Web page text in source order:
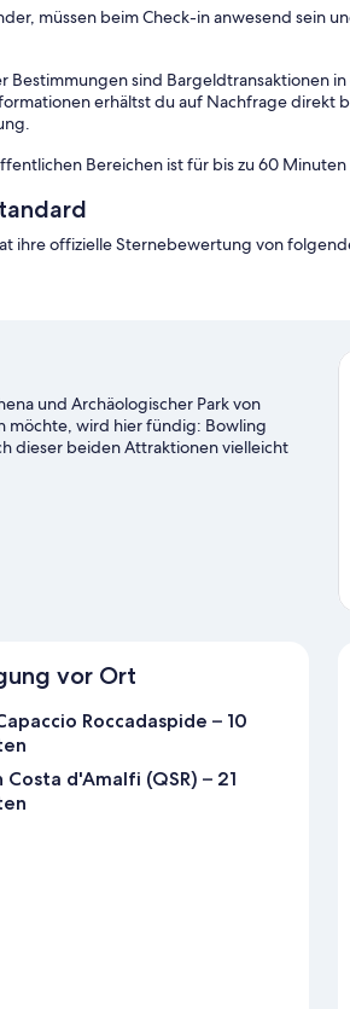
müssen beim Check-in anwesend sein
Bestimmungen sind Bargeldtransaktionen
erhältst du auf Nachfrage
Bereichen ist für bis zu 60
ihre offizielle Sternebewertung von
und Archäologischer Park von
möchte, wird hier fündig: Bowling
dieser beiden Attraktionen vielleicht
vor Ort
Roccadaspide – 10
Costa d'Amalfi (QSR) – 21